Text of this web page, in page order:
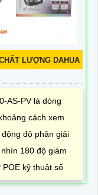
LƯỢNG DAHUA
AS-PV là dòng
cách xem
độ phân giải
180 độ giám
kỹ thuật số